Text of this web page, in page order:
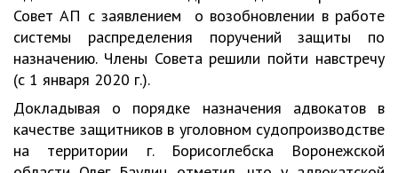
Совет АП с заявлением о возобновлении в работе
системы распределения поручений защиты по
назначению. Члены Совета решили пойти навстречу
(с 1 января 2020 г.).
Докладывая о порядке назначения адвокатов в
качестве защитников в уголовном судопроизводстве
на территории г. Борисоглебска Воронежской